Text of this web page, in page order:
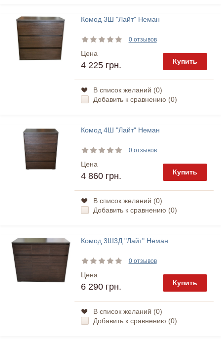
Комод 3Ш "Лайт" Неман
0 отзывов
Цена
4 225 грн. Купить
В список желаний (0)
Добавить к сравнению (0)
Комод 4Ш "Лайт" Неман
0 отзывов
Цена
4 860 грн. Купить
В список желаний (0)
Добавить к сравнению (0)
Комод 3Ш3Д "Лайт" Неман
0 отзывов
Цена
6 290 грн. Купить
В список желаний (0)
Добавить к сравнению (0)